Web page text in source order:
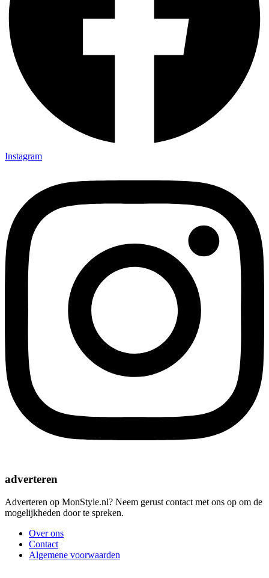
Instagram
adverteren
Adverteren op MonStyle.nl? Neem gerust contact met ons op om de
mogelijkheden door te spreken.
Over ons
Contact
Algemene voorwaarden